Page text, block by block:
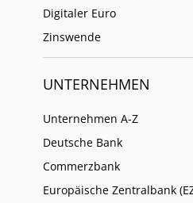
Digitaler Euro
Zinswende
UNTERNEHMEN
Unternehmen A-Z
Deutsche Bank
Commerzbank
Europäische Zentralbank